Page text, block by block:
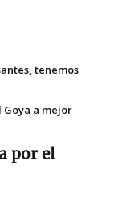
tenemos
a mejor
por el